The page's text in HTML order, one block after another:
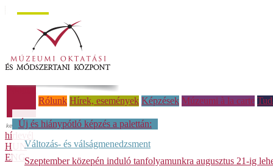
Rólunk Hírek, események Képzések Múzeumi à la carte
hírlevél
HUN
ENG
Új és hiánypótló képzés a palettán:
Változás- és válságmenedzsment
Szeptember közepén induló tanfolyamunkra augusztus 21-ig